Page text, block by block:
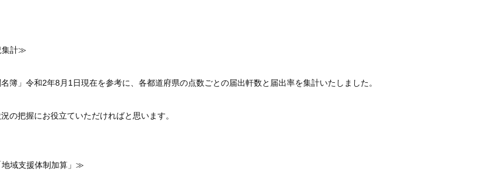
集計≫
簿」令和2年8月1日現在を参考に、各都道府県の点数ごとの届出軒数と届出率を集計いたしました。
の把握にお役立ていただければと思います。
域支援体制加算」≫